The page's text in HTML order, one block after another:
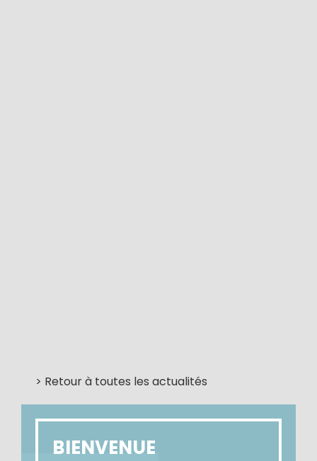
BIENVENUE
> Retour à toutes les actualités